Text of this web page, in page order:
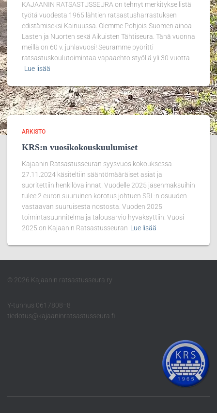
KAJAANIN RATSASTUSSEURA on tehnyt merkityksellistä
työtä vuodesta 1965 lähtien ratsastusharrastuksen
edistämiseksi Kainuussa. Olemme Pohjois-Suomen ainoa
Lasten ja Nuorten sekä Aikuisten Tähtiseura. Tänä vuonna
meillä on 60 v. juhlavuosi! Seuramme pyöritti
ratsastuskoulutoimintaa vapaaehtoistyöllä yli 30 vuotta
Lue lisää
ARKISTO
KRS:n vuosikokouskuulumiset
Kajaanin Ratsastusseuran syysvuosikokouksessa
27.11.2024 käsiteltiin sääntömääräiset asiat ja
suoritettiin henkilövalinnat. Vuodelle 2025 jäsenmaksuihin
tulee 2 euron suuruinen korotus johtuen SRL:n osuuden
vastaavan suuruisesta nostosta. Vuoden 2025
toimintasuunnitelma ja talousarvio hyväksyttiin. Vuosi
2025 on Kajaanin Ratsastusseuran Lue lisää
© 2026 Kajaanin ratsastusseura ry
Y-tunnus 0617808−8
tiedotus@kajaaninratsastusseura.fi